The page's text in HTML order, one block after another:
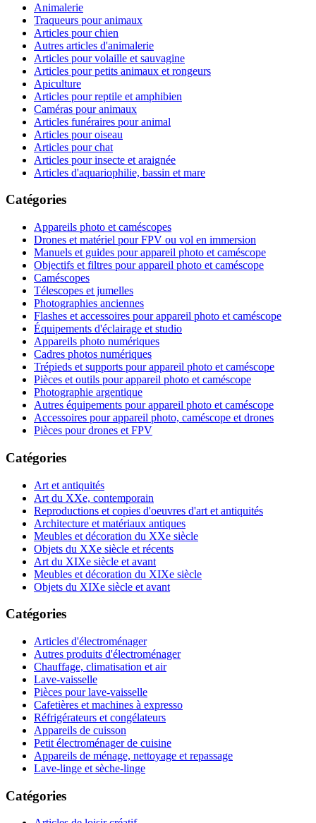
Animalerie
Traqueurs pour animaux
Articles pour chien
Autres articles d'animalerie
Articles pour volaille et sauvagine
Articles pour petits animaux et rongeurs
Apiculture
Articles pour reptile et amphibien
Caméras pour animaux
Articles funéraires pour animal
Articles pour oiseau
Articles pour chat
Articles pour insecte et araignée
Articles d'aquariophilie, bassin et mare
Catégories
Appareils photo et caméscopes
Drones et matériel pour FPV ou vol en immersion
Manuels et guides pour appareil photo et caméscope
Objectifs et filtres pour appareil photo et caméscope
Caméscopes
Télescopes et jumelles
Photographies anciennes
Flashes et accessoires pour appareil photo et caméscope
Équipements d'éclairage et studio
Appareils photo numériques
Cadres photos numériques
Trépieds et supports pour appareil photo et caméscope
Pièces et outils pour appareil photo et caméscope
Photographie argentique
Autres équipements pour appareil photo et caméscope
Accessoires pour appareil photo, caméscope et drones
Pièces pour drones et FPV
Catégories
Art et antiquités
Art du XXe, contemporain
Reproductions et copies d'oeuvres d'art et antiquités
Architecture et matériaux antiques
Meubles et décoration du XXe siècle
Objets du XXe siècle et récents
Art du XIXe siècle et avant
Meubles et décoration du XIXe siècle
Objets du XIXe siècle et avant
Catégories
Articles d'électroménager
Autres produits d'électroménager
Chauffage, climatisation et air
Lave-vaisselle
Pièces pour lave-vaisselle
Cafetières et machines à expresso
Réfrigérateurs et congélateurs
Appareils de cuisson
Petit électroménager de cuisine
Appareils de ménage, nettoyage et repassage
Lave-linge et sèche-linge
Catégories